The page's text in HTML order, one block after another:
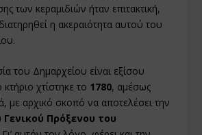
των κεραμιδιών ήταν επιτακτική,
η ακεραιότητα αυτού του
του Δημαρχείου είναι εξίσου
χτίστηκε το 1780, αμέσως
με αρχικό σκοπό να αποτελέσει την
Πρόξενου του